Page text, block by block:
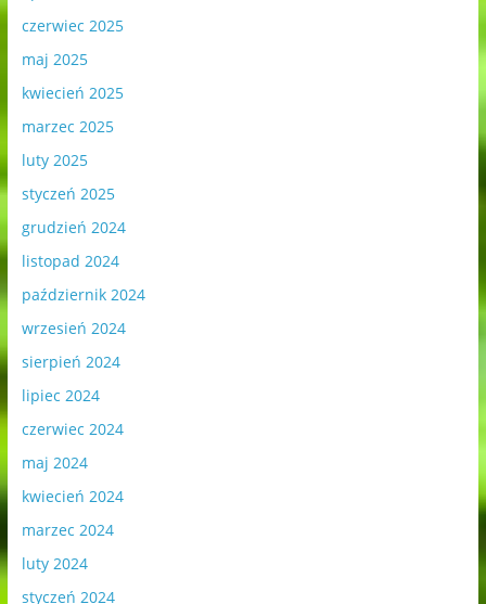
czerwiec 2025
maj 2025
kwiecień 2025
marzec 2025
luty 2025
styczeń 2025
grudzień 2024
listopad 2024
październik 2024
wrzesień 2024
sierpień 2024
lipiec 2024
czerwiec 2024
maj 2024
kwiecień 2024
marzec 2024
luty 2024
styczeń 2024